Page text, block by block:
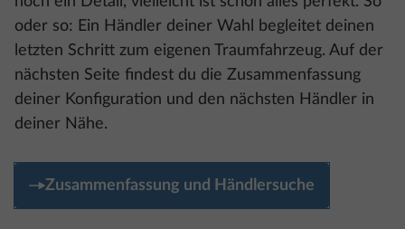
oder so: Ein Händler deiner Wahl begleitet deinen
letzten Schritt zum eigenen Traumfahrzeug. Auf der
nächsten Seite findest du die Zusammenfassung
deiner Konfiguration und den nächsten Händler in
deiner Nähe.
Zusammenfassung und Händlersuche